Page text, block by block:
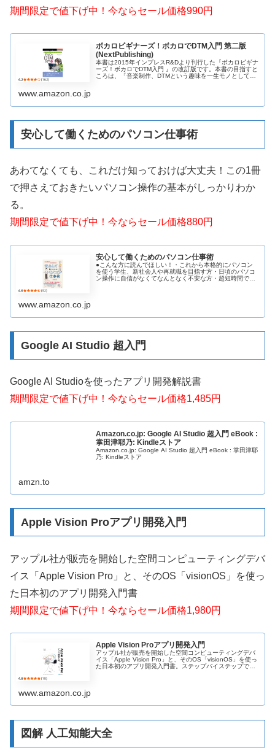
期間限定で値下げ中！今ならセール価格990円
ボカロビギナーズ！ボカロでDTM入門 第二版
(NextPublishing)
本書は2015年インプレスR&Dより刊行した『ボカロビギナ
ーズ！ボカロでDTM入門 』の改訂版です。本書の目指すと
ころは、「音楽制作、DTMという趣味を一生モノとして楽
www.amazon.co.jp
安心して働くためのパソコン仕事術
あわてなくても、これだけ知っておけば大丈夫！この1冊
で押さえておきたいパソコン操作の基本がしっかりわか
る。
期間限定で値下げ中！今ならセール価格880円
安心して働くためのパソコン仕事術
●こんな方に読んでほしい！・これから本格的にパソコン
を使う学生、新社会人や再就職を目指す方・日頃のパソコ
ン操作に自信がなくてなんとなく不安な方・超短時間で最
www.amazon.co.jp
Google AI Studio 超入門
Google AI Studioを使ったアプリ開発解説書
期間限定で値下げ中！今ならセール価格1,485円
Amazon.co.jp: Google AI Studio 超入門 eBook :
掌田津耶乃: Kindleストア
Amazon.co.jp: Google AI Studio 超入門 eBook : 掌田津耶
乃: Kindleストア
amzn.to
Apple Vision Proアプリ開発入門
アップル社が販売を開始した空間コンピューティングデバ
イス「Apple Vision Pro」と、そのOS「visionOS」を使っ
た日本初のアプリ開発入門書
期間限定で値下げ中！今ならセール価格1,980円
Apple Vision Proアプリ開発入門
アップル社が販売を開始した空間コンピューティングデバ
イス「Apple Vision Pro」と、そのOS「visionOS」を使っ
た日本初のアプリ開発入門書。ステップバイステップでて
www.amazon.co.jp
図解 人工知能大全